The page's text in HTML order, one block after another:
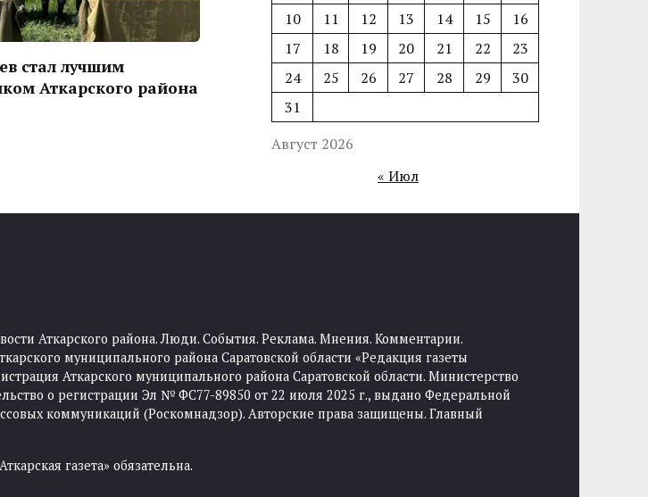
стал лучшим
Аткарского района
Август 2026
10
11 12 13 14 15
16
17
18 19 20 21 22
23
24
25 26 27 28 29
30
31
« Июл
Аткарского района. Люди. События. Реклама. Мнения. Комментарии.
муниципального района Саратовской области «Редакция газеты
Аткарского муниципального района Саратовской области. Министерство
о регистрации Эл № ФС77-89850 от 22 июля 2025 г., выдано Федеральной
коммуникаций (Роскомнадзор). Авторские права защищены. Главный
газета» обязательна.